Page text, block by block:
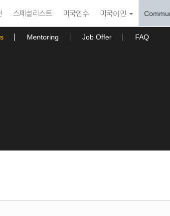
스페셜리스트 미국연수 미국이민
Mentoring Job Offer FAQ